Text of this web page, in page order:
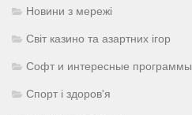
Новини з мережі
Світ казино та азартних ігор
Софт и интересные программы
Спорт і здоров'я